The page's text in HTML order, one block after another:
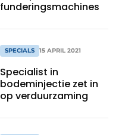
funderingsmachines
SPECIALS 15 APRIL 2021
Specialist in
bodeminjectie zet in
op verduurzaming